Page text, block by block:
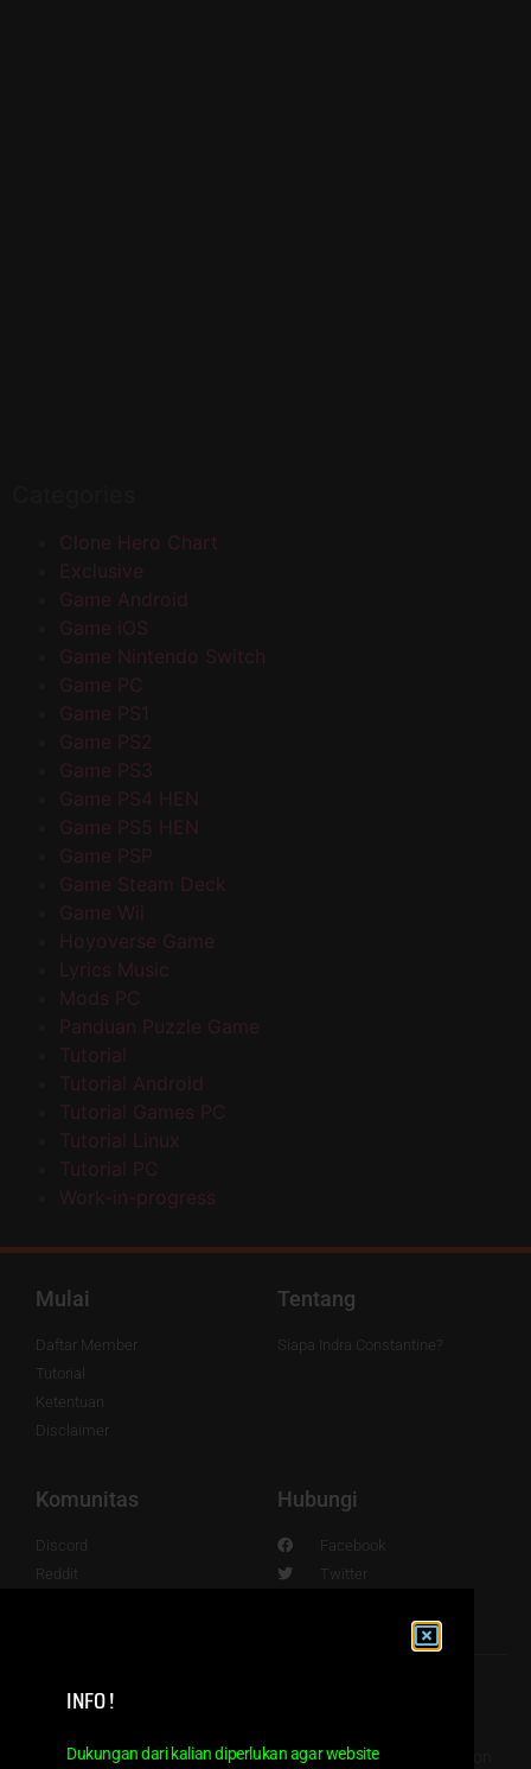
Clone Hero Chart
Exclusive
Game Android
Game iOS
Game Nintendo Switch
Game PC
Game PS1
Game PS2
Game PS3
Game PS4 HEN
Game PS5 HEN
Game PSP
Game Steam Deck
Game Wii
Hoyoverse Game
Lyrics Music
Mods PC
Panduan Puzzle Game
Tutorial
Tutorial Android
Tutorial Games PC
Tutorial Linux
Tutorial PC
Work-in-progress
Mulai
Daftar Member
Tutorial
Ketentuan
Disclaimer
Tentang
Siapa Indra Constantine?
Komunitas
Discord
Reddit
Hubungi
Facebook
Twitter
© 2016 - 2024. Powered by Indra Sundanese Fans Translation
INFO !
Dukungan dari kalian diperlukan agar website